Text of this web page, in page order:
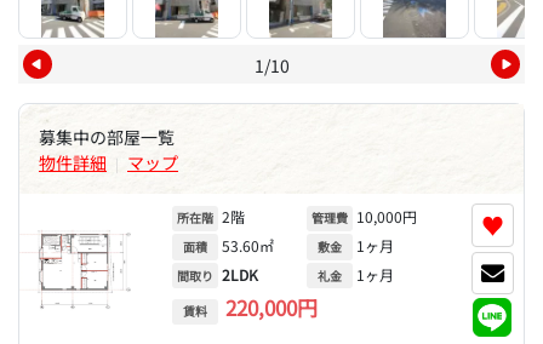
1/10
募集中の部屋一覧
物件詳細 | マップ
所在階 2階
面積 53.60㎡
間取り 2LDK
賃料 220,000円
管理費 10,000円
敷金 1ヶ月
礼金 1ヶ月
♥